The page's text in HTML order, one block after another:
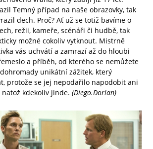
Temný případ na naše obrazovky, tak
dech. Proč? Ať už se totiž bavíme o
režii, kameře, scénáři či hudbě, tak
možné cokoliv vytknout. Mistrně
vás uchvátí a zamrazí až do hloubi
a příběh, od kterého se nemůžete
unikátní zážitek, který
protože se jej nepodařilo napodobit ani
kdekoliv jinde. (Diego.Dorlan)